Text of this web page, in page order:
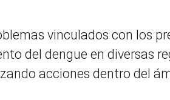
vinculados con los
del dengue en diversas
acciones dentro del